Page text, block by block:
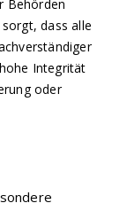
Behörden
dass alle
Integrität
oder